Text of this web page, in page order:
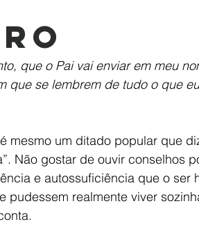
que o Pai vai enviar em meu
que se lembrem de tudo o que
mesmo um ditado popular que
Não gostar de ouvir conselhos
e autossuficiência que o ser
pudessem realmente viver